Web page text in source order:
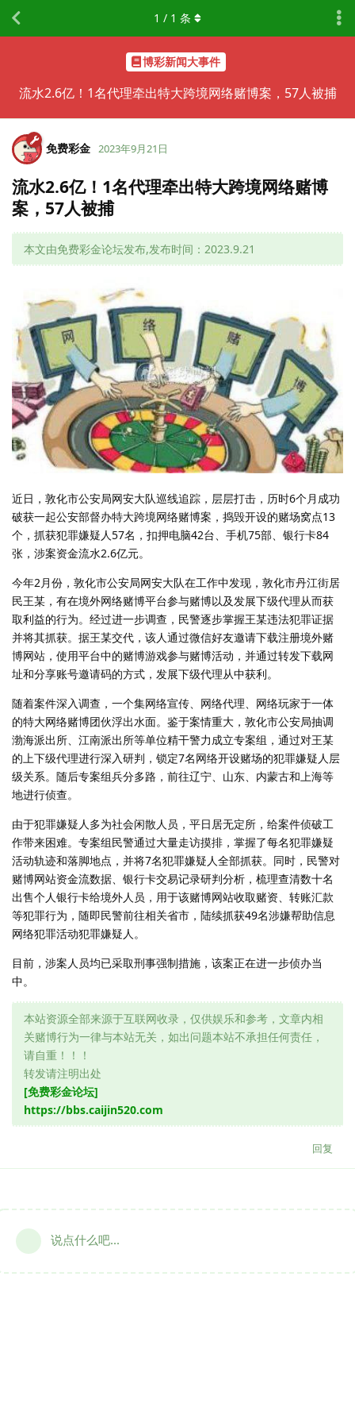
博彩新闻大事件
流水2.6亿！1名代理牵出特大跨境网络赌博案，57人被捕
1 / 1 条
免费彩金 2023年9月21日
流水2.6亿！1名代理牵出特大跨境网络赌博
案，57人被捕
本文由免费彩金论坛发布,发布时间：2023.9.21
近日，敦化市公安局网安大队巡线追踪，层层打击，历时6个月成功
破获一起公安部督办特大跨境网络赌博案，捣毁开设的赌场窝点13
个，抓获犯罪嫌疑人57名，扣押电脑42台、手机75部、银行卡84
张，涉案资金流水2.6亿元。
今年2月份，敦化市公安局网安大队在工作中发现，敦化市丹江街居
民王某，有在境外网络赌博平台参与赌博以及发展下级代理从而获
取利益的行为。经过进一步调查，民警逐步掌握王某违法犯罪证据
并将其抓获。据王某交代，该人通过微信好友邀请下载注册境外赌
博网站，使用平台中的赌博游戏参与赌博活动，并通过转发下载网
址和分享账号邀请码的方式，发展下级代理从中获利。
随着案件深入调查，一个集网络宣传、网络代理、网络玩家于一体
的特大网络赌博团伙浮出水面。鉴于案情重大，敦化市公安局抽调
渤海派出所、江南派出所等单位精干警力成立专案组，通过对王某
的上下级代理进行深入研判，锁定7名网络开设赌场的犯罪嫌疑人层
级关系。随后专案组兵分多路，前往辽宁、山东、内蒙古和上海等
地进行侦查。
由于犯罪嫌疑人多为社会闲散人员，平日居无定所，给案件侦破工
作带来困难。专案组民警通过大量走访摸排，掌握了每名犯罪嫌疑
活动轨迹和落脚地点，并将7名犯罪嫌疑人全部抓获。同时，民警对
赌博网站资金流数据、银行卡交易记录研判分析，梳理查清数十名
出售个人银行卡给境外人员，用于该赌博网站收取赌资、转账汇款
等犯罪行为，随即民警前往相关省市，陆续抓获49名涉嫌帮助信息
网络犯罪活动犯罪嫌疑人。
目前，涉案人员均已采取刑事强制措施，该案正在进一步侦办当
中。
本站资源全部来源于互联网收录，仅供娱乐和参考，文章内相
关赌博行为一律与本站无关，如出问题本站不承担任何责任，
请自重！！！
转发请注明出处
[免费彩金论坛]
https://bbs.caijin520.com
回复
说点什么吧...